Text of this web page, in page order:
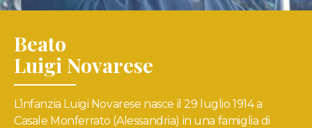
Beato
Luigi Novarese
L’infanzia Luigi Novarese nasce il 29 luglio 1914 a
Casale Monferrato (Alessandria) in una famiglia di